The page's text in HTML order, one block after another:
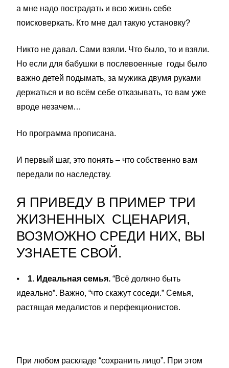
а мне надо пострадать и всю жизнь себе
поисковеркать. Кто мне дал такую установку?
Никто не давал. Сами взяли. Что было, то и взяли.
Но если для бабушки в послевоенные годы было
важно детей подымать, за мужика двумя руками
держаться и во всём себе отказывать, то вам уже
вроде незачем…
Но программа прописана.
И первый шаг, это понять – что собственно вам
передали по наследству.
Я ПРИВЕДУ В ПРИМЕР ТРИ
ЖИЗНЕННЫХ СЦЕНАРИЯ,
ВОЗМОЖНО СРЕДИ НИХ, ВЫ
УЗНАЕТЕ СВОЙ.
⦁ 1. Идеальная семья. “Всё должно быть
идеально”. Важно, “что скажут соседи.” Семья,
растящая медалистов и перфекционистов.
При любом раскладе “сохранить лицо”. При этом